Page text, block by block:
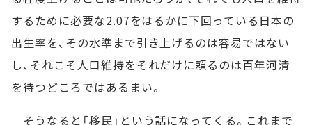
するために必要な2.07をはるかに下回っている日本の
出生率を、その水準まで引き上げるのは容易ではない
し、それこそ人口維持をそれだけに頼るのは百年河清
を待つどころではあるまい。
そうなると「移民」という話になってくる。これまで